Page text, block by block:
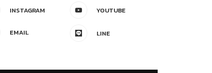
INSTAGRAM YOUTUBE
EMAIL LINE